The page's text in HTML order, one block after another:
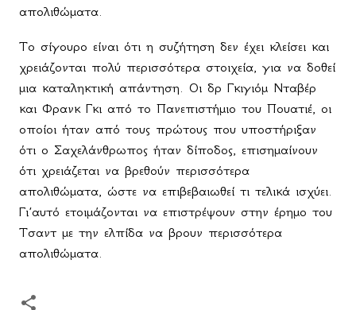
απολιθώματα.
Το σίγουρο είναι ότι η συζήτηση δεν έχει κλείσει και
χρειάζονται πολύ περισσότερα στοιχεία, για να δοθεί
μια καταληκτική απάντηση. Οι δρ Γκιγιόμ Νταβέρ
και Φρανκ Γκι από το Πανεπιστήμιο του Πουατιέ, οι
οποίοι ήταν από τους πρώτους που υποστήριξαν
ότι ο Σαχελάνθρωπος ήταν δίποδος, επισημαίνουν
ότι χρειάζεται να βρεθούν περισσότερα
απολιθώματα, ώστε να επιβεβαιωθεί τι τελικά ισχύει.
Γι΄αυτό ετοιμάζονται να επιστρέψουν στην έρημο του
Τσαντ με την ελπίδα να βρουν περισσότερα
απολιθώματα.